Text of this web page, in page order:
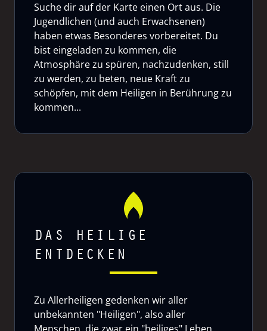
Suche dir auf der Karte einen Ort aus. Die
Jugendlichen (und auch Erwachsenen)
haben etwas Besonderes vorbereitet. Du
bist eingeladen zu kommen, die
Atmosphäre zu spüren, nachzudenken, still
zu werden, zu beten, neue Kraft zu
schöpfen, mit dem Heiligen in Berührung zu
kommen...
DAS HEILIGE
ENTDECKEN
Zu Allerheiligen gedenken wir aller
unbekannten "Heiligen", also aller